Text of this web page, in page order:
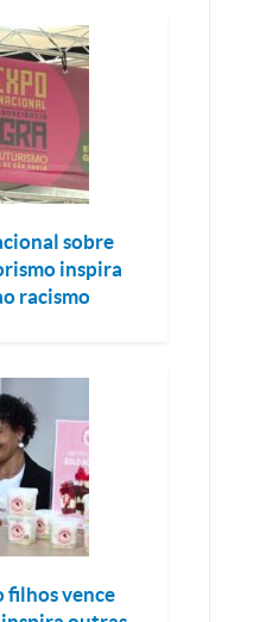
sobre
inspira
racismo
filhos vence